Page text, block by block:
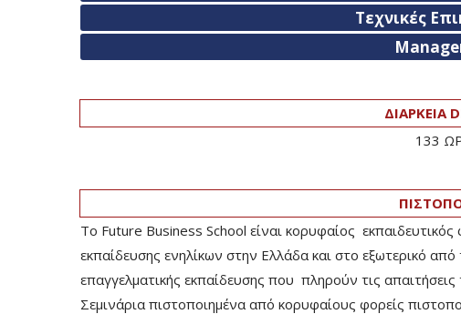
Τεχνικές
ΔΙΑΡΚΕΙΑ
133
Το Future Business School είναι κορυφαίος
εκπαίδευσης ενηλίκων στην Ελλάδα και στο εξωτερικό
επαγγελματικής εκπαίδευσης που πληρούν τις
Σεμινάρια πιστοποιημένα από κορυφαίους φορείς